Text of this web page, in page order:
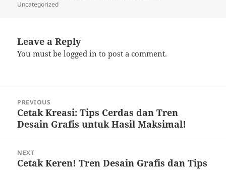
on
Uncategorized
Leave a Reply
You must belogged in to post a comment.
navigation
PREVIOUS
Previous
post:
Cetak Kreasi: Tips Cerdas dan Tren
Desain Grafis untuk Hasil Maksimal!
NEXT
Next
Cetak Keren! Tren Desain Grafis dan Tips